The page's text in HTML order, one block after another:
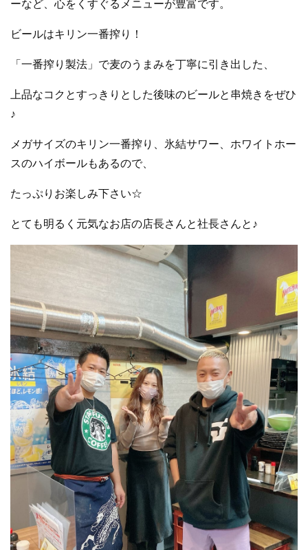
ーなど、心をくすぐるメニューが豊富です。
ビールはキリン一番搾り！
「一番搾り製法」で麦のうまみを丁寧に引き出した、
上品なコクとすっきりとした後味のビールと串焼きをぜひ
♪
メガサイズのキリン一番搾り、氷結サワー、ホワイトホー
スのハイボールもあるので、
たっぷりお楽しみ下さい☆
とても明るく元気なお店の店長さんと社長さんと♪